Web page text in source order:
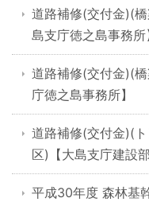
道路補修(交付金)(
島支庁徳之島事務所
道路補修(交付金)(
庁徳之島事務所】
道路補修(交付金)(
区)【大島支庁建設部
平成30年度 森林基